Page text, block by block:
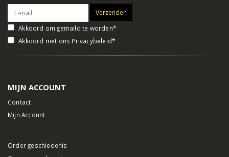
Akkoord om gemaild te worden*
Akkoord met ons Privacybeleid*
MIJN ACCOUNT
Contact
Mijn Account
Order geschiedenis